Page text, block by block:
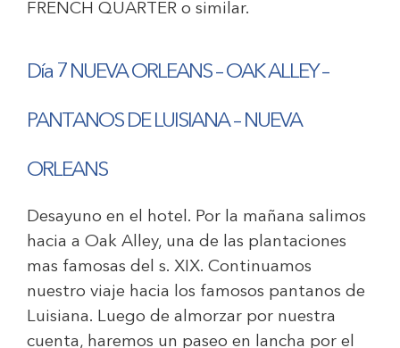
FRENCH QUARTER o similar.
Día 7 NUEVA ORLEANS–OAK ALLEY–
PANTANOS DE LUISIANA – NUEVA
ORLEANS
Desayuno en el hotel. Por la mañana salimos
hacia a Oak Alley, una de las plantaciones
mas famosas del s. XIX. Continuamos
nuestro viaje hacia los famosos pantanos de
Luisiana. Luego de almorzar por nuestra
cuenta, haremos un paseo en lancha por el